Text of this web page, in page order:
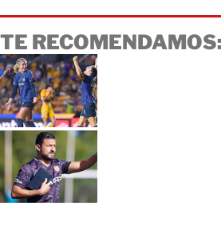
TE RECOMENDAMOS: